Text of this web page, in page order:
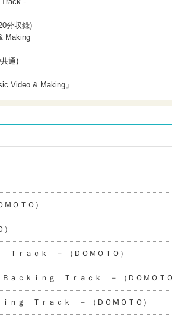
分収録)
Making
通)
Video & Making」
ＯＴＯ）
ｒａｃｋ － （ＤＯＭＯＴＯ）
ａｃｋｉｎｇ Ｔｒａｃｋ － （ＤＯＭＯＴＯ
ｎｇ Ｔｒａｃｋ － （ＤＯＭＯＴＯ）